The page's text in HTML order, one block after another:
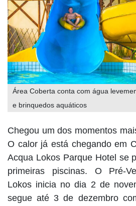
Área Coberta conta com água
e brinquedos aquáticos
Chegou um dos momentos
O calor já está chegando em
Acqua Lokos Parque Hotel se
primeiras piscinas. O Pré-
Lokos inicia no dia 2 de
segue até 3 de dezembro